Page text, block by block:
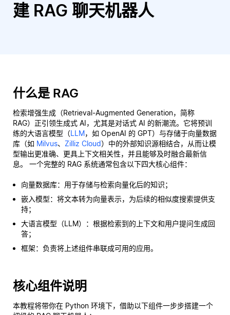
建 RAG 聊天机器人
什么是 RAG
检索增强生成（Retrieval-Augmented Generation，简称
RAG）正引领生成式 AI，尤其是对话式 AI 的新潮流。它将预训
练的大语言模型（LLM，如 OpenAI 的 GPT）与存储于向量数据
库（如 Milvus、 Zilliz Cloud）中的外部知识源相结合，从而让模
型输出更准确、更具上下文相关性，并且能够及时融合最新信
息。 一个完整的 RAG 系统通常包含以下四大核心组件：
向量数据库：用于存储与检索向量化后的知识；
嵌入模型：将文本转为向量表示，为后续的相似度搜索提供支
持；
大语言模型（LLM）：根据检索到的上下文和用户提问生成回
答；
框架：负责将上述组件串联成可用的应用。
核心组件说明
本教程将带你在 Python 环境下，借助以下组件一步步搭建一个